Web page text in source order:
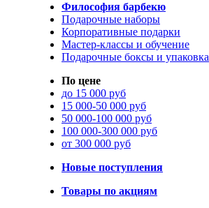
Философия барбекю
Подарочные наборы
Корпоративные подарки
Мастер-классы и обучение
Подарочные боксы и упаковка
По цене
до 15 000 руб
15 000-50 000 руб
50 000-100 000 руб
100 000-300 000 руб
от 300 000 руб
Новые поступления
Товары по акциям